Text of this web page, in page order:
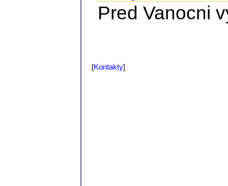
Pred Vanocni
[Kontakty]